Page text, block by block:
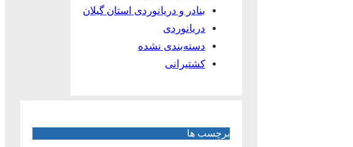
بنادر و دریانوردی استان گیلان
دریانوردی
دسته‌بندی نشده
کشتیرانی
برچسب ها